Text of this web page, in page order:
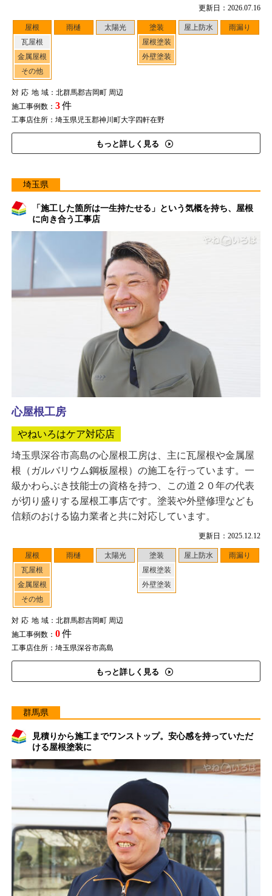
更新日：2026.07.16
屋根
瓦屋根
金属屋根
その他
雨樋 太陽光
塗装
屋根塗装
外壁塗装
屋上防水 雨漏り
対応地域：北群馬郡吉岡町 周辺
施工事例数： 3件
工事店住所：埼玉県児玉郡神川町大字四軒在野
もっと詳しく見る
埼玉県
「施工した箇所は一生持たせる」という気概を持ち、屋根
に向き合う工事店
更新日：2025.12.12
屋根
瓦屋根
金属屋根
その他
雨樋 太陽光
塗装
屋根塗装
外壁塗装
屋上防水 雨漏り
対応地域：北群馬郡吉岡町 周辺
施工事例数： 0件
工事店住所：埼玉県深谷市高島
もっと詳しく見る
心屋根工房
やねいろはケア対応店
埼玉県深谷市高島の心屋根工房は、主に瓦屋根や金属屋
根（ガルバリウム鋼板屋根）の施工を行っています。一
級かわらぶき技能士の資格を持つ、この道２０年の代表
が切り盛りする屋根工事店です。塗装や外壁修理なども
信頼のおける協力業者と共に対応しています。
群馬県
見積りから施工までワンストップ。安心感を持っていただ
ける屋根塗装に